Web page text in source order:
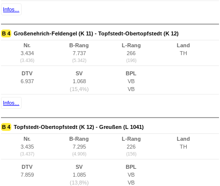
Infos...
B 4 Großenehrich-Feldengel (K 11) - Topfstedt-Obertopfstedt (K 12)
Nr.
3.434
(3.436)
B-Rang
7.737
(5.342)
L-Rang
266
(196)
Land
TH
DTV
6.937
SV
1.068
(15,4%)
BPL
VB
VB
Infos...
B 4 Topfstedt-Obertopfstedt (K 12) - Greußen (L 1041)
Nr.
3.435
(3.437)
B-Rang
7.295
(4.906)
L-Rang
226
(156)
Land
TH
DTV
7.859
SV
1.085
(13,8%)
BPL
VB
VB